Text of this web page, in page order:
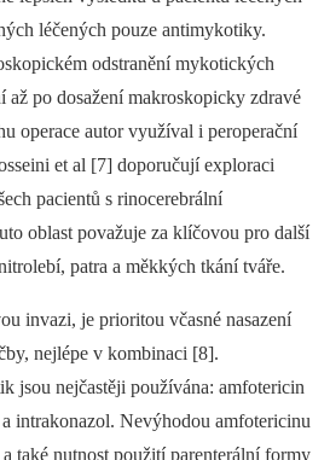
léčených pouze antimykotiky.
odstranění mykotických
až po dosažení makro­skopicky zdravé
operace autor využíval i per­operační
et al [7] doporučují exploraci
pacientů s rinocerebrální
oblast považuje za klíčovou pro další
patra a měkkých tkání tváře.
invazi, je prioritou včasné nasazení
nejlépe v kombinaci [8].
jsou nejčastěji používána: amfotericin
intrakonazol. Nevýhodou amfotericinu
také nutnost použití parenterální formy